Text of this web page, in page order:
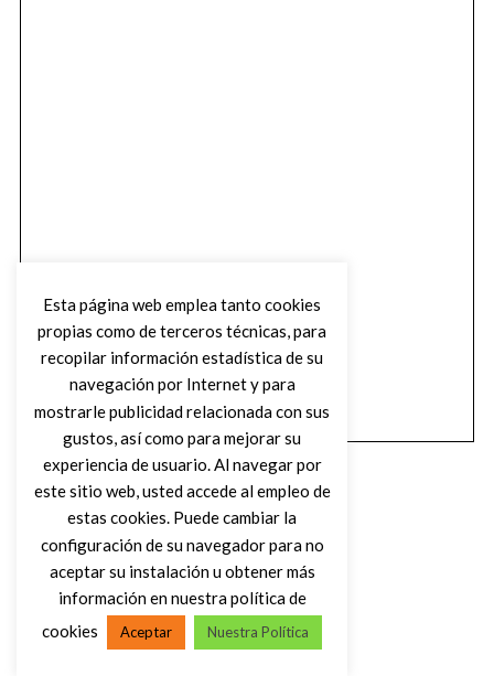
VOLVER AL INICIO
Esta página web emplea tanto cookies
propias como de terceros técnicas, para
recopilar información estadística de su
navegación por Internet y para
mostrarle publicidad relacionada con sus
gustos, así como para mejorar su
experiencia de usuario. Al navegar por
este sitio web, usted accede al empleo de
estas cookies. Puede cambiar la
configuración de su navegador para no
aceptar su instalación u obtener más
información en nuestra política de
cookies
Aceptar Nuestra Política